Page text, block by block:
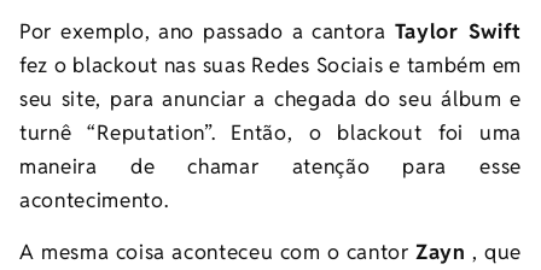
Por exemplo, ano passado a cantora Taylor Swift
fez o blackout nas suas Redes Sociais e também em
seu site, para anunciar a chegada do seu álbum e
turnê “Reputation”. Então, o blackout foi uma
maneira de chamar atenção para esse
acontecimento.
A mesma coisa aconteceu com o cantorZayn , que